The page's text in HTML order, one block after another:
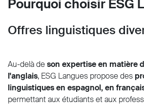
Pourquoi choisir ESG
Offres linguistiques
Au-delà deson expertise en matière
l'anglais, ESG Langues propose des
linguistiques en espagnol, en
permettant aux étudiants et aux